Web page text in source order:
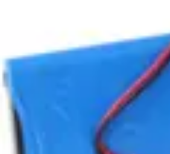
Aider les gens dans les démarches